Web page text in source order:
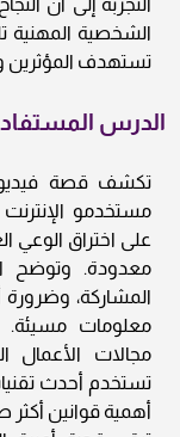
الشخصية المهنية
تستهدف المؤثرين
الدرس
تكشف قصة
مستخدمو الإنترنت
على اختراق الوعي
معدودة. وتوضح
المشاركة،
معلومات مسيئة.
مجالات الأعمال
تستخدم أحدث
أهمية قوانين أكثر